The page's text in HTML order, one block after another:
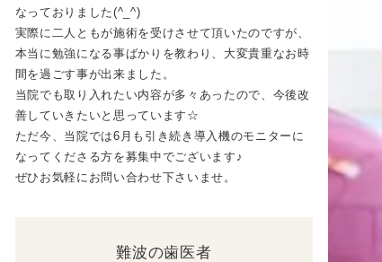
なっておりました(^_^)
実際に二人ともが施術を受けさせて頂いたのですが、
本当に勉強になる事ばかりを教わり、大変貴重なお時
間を過ごす事が出来ました。
当院でも取り入れたい内容が多々あったので、今後改
善していきたいと思っています☆
ただ今、当院では6月も引き続き導入機のモニターに
なってくださる方を募集中でございます♪
ぜひお気軽にお問い合わせ下さいませ。
難波の歯医者